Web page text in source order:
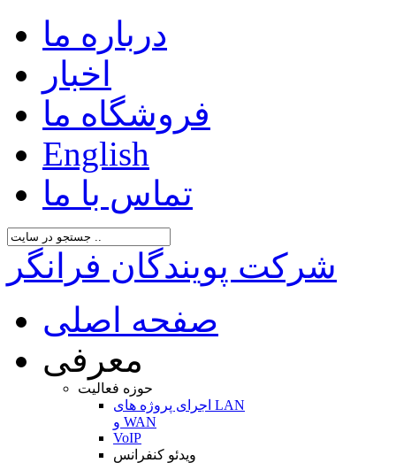
درباره ما
اخبار
فروشگاه ما
English
تماس با ما
شرکت پویندگان فرانگر
صفحه اصلی
معرفی
حوزه فعالیت
اجرای پروژه های LAN
و WAN
VoIP
ویدئو کنفرانس